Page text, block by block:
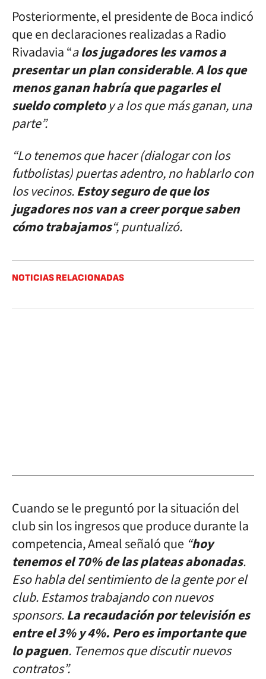
Posteriormente, el presidente de Boca indicó
que en declaraciones realizadas a Radio
Rivadavia “alos jugadores les vamos a
presentar un plan considerable.A los que
menos ganan habría que pagarles el
sueldo completoy a los que más ganan, una
parte”.
“Lo tenemos que hacer (dialogar con los
futbolistas) puertas adentro, no hablarlo con
los vecinos.Estoy seguro de que los
jugadores nos van a creer porque saben
cómo trabajamos“, puntualizó.
NOTICIAS RELACIONADAS
Cuando se le preguntó por la situación del
club sin los ingresos que produce durante la
competencia, Ameal señaló que “hoy
tenemos el 70% de las plateas abonadas.
Eso habla del sentimiento de la gente por el
club. Estamos trabajando con nuevos
sponsors.La recaudación por televisión es
entre el 3% y 4%. Pero es importante que
lo paguen. Tenemos que discutir nuevos
contratos”.